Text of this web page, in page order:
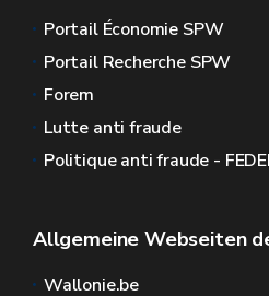
Portail Économie SPW
Portail Recherche SPW
Forem
Lutte anti fraude
Politique anti fraude -
Allgemeine Webseiten
Wallonie.be